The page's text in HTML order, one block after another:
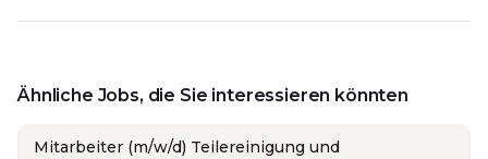
Ähnliche Jobs, die Sie interessieren könnten
Mitarbeiter (m/w/d) Teilereinigung und